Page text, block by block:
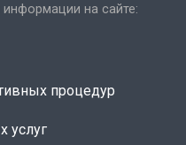
на сайте:
процедур
услуг